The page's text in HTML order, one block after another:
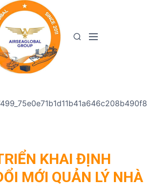
S
M
KHAI ĐỊNH
MỚI QUẢN LÝ NHÀ